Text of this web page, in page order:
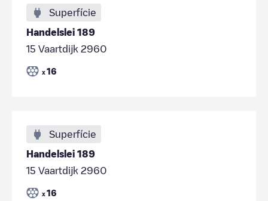
Superfície
Handelslei 189
15 Vaartdijk 2960
x 16
Superfície
Handelslei 189
15 Vaartdijk 2960
x 16